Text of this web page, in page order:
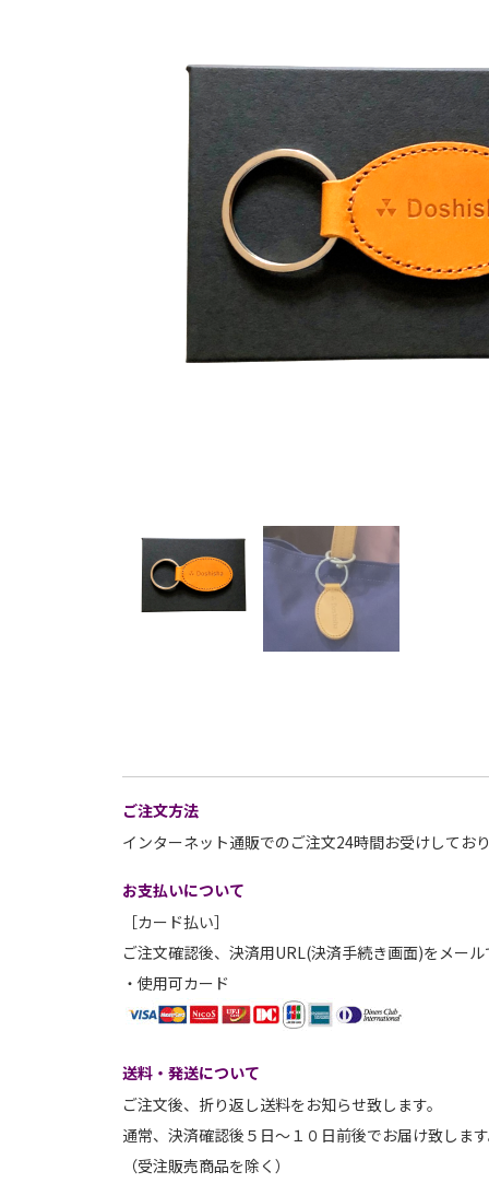
ご注文方法
インターネット通販でのご注文24時間お受けしてお
お支払いについて
［カード払い］
ご注文確認後、決済用URL(決済手続き画面)をメー
・使用可カード
送料・発送について
ご注文後、折り返し送料をお知らせ致します。
通常、決済確認後５日～１０日前後でお届け致しま
（受注販売商品を除く）